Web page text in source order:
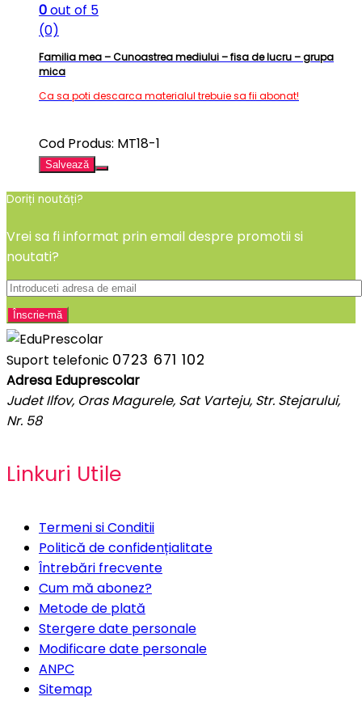
0out of 5
(0)
Familia mea – Cunoastrea mediului – fisa de lucru – grupa
mica
Ca sa poti descarca materialul trebuie sa fii abonat!
Cod Produs: MT18-1
Salvează
Doriți noutăți?
Vrei sa fi informat prin email despre promotii si
noutati?
Suport telefonic 0723 671 102
Adresa Eduprescolar
Judet Ilfov, Oras Magurele, Sat Varteju, Str. Stejarului,
Nr. 58
Linkuri Utile
Termeni si Conditii
Politică de confidențialitate
Întrebări frecvente
Cum mă abonez?
Metode de plată
Stergere date personale
Modificare date personale
ANPC
Sitemap